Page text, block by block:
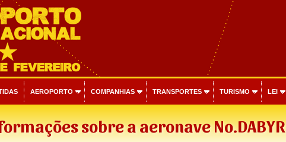
AEROPORTO COMPANHIAS TRANSPORTES TURISMO LEI
sobre a aeronave No.DABYR